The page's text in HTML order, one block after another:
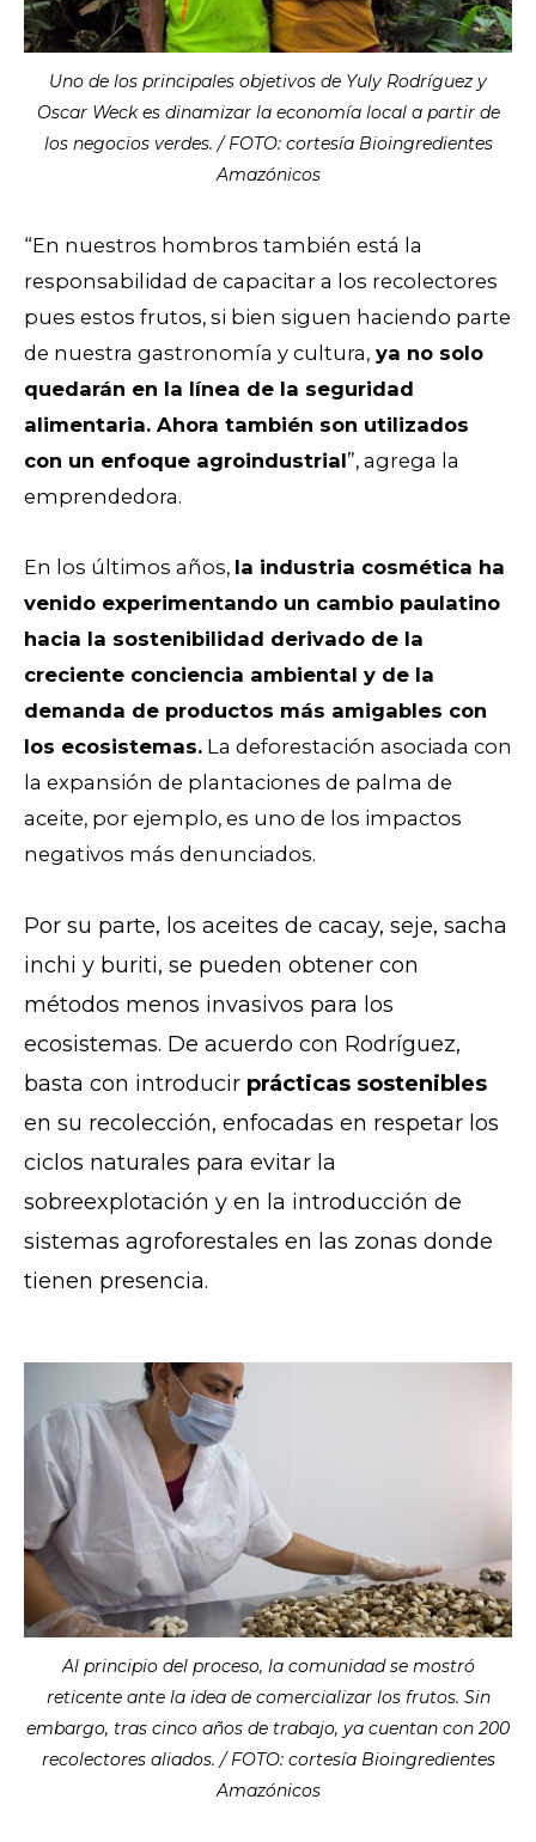
Uno de los principales objetivos de Yuly Rodríguez y
Oscar Weck es dinamizar la economía local a partir de
los negocios verdes. / FOTO: cortesía Bioingredientes
Amazónicos
“En nuestros hombros también está la
responsabilidad de capacitar a los recolectores
pues estos frutos, si bien siguen haciendo parte
de nuestra gastronomía y cultura, ya no solo
quedarán en la línea de la seguridad
alimentaria. Ahora también son utilizados
con un enfoque agroindustrial”, agrega la
emprendedora.
En los últimos años, la industria cosmética ha
venido experimentando un cambio paulatino
hacia la sostenibilidad derivado de la
creciente conciencia ambiental y de la
demanda de productos más amigables con
los ecosistemas. La deforestación asociada con
la expansión de plantaciones de palma de
aceite, por ejemplo, es uno de los impactos
negativos más denunciados.
Por su parte, los aceites de cacay, seje, sacha
inchi y buriti, se pueden obtener con
métodos menos invasivos para los
ecosistemas. De acuerdo con Rodríguez,
basta con introducir prácticas sostenibles
en su recolección, enfocadas en respetar los
ciclos naturales para evitar la
sobreexplotación y en la introducción de
sistemas agroforestales en las zonas donde
tienen presencia.
Al principio del proceso, la comunidad se mostró
reticente ante la idea de comercializar los frutos. Sin
embargo, tras cinco años de trabajo, ya cuentan con 200
recolectores aliados. / FOTO: cortesía Bioingredientes
Amazónicos